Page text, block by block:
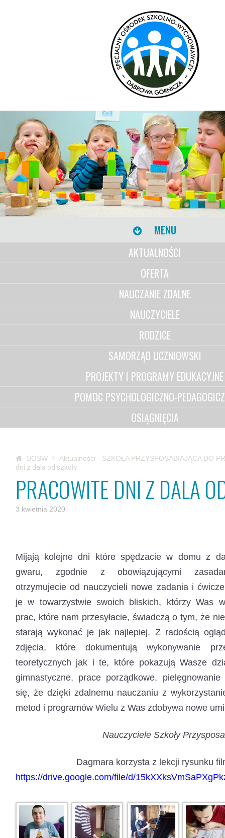
MENU
AKTUALNOŚCI
OFERTA
NAUCZANIE ZDALNE
NAUCZYCIELE
RODZICE
SAMORZĄD UCZNIOWSKI
PROJEKTY I PROGRAMY EDUKACYJNE
POMOC PSYCHOLOGICZNO-
OSIĄGNIĘCIA
SOSW
Aktualności - SZKOŁA PRZYSPOSABIAJĄCA DO
dni z dala od szkoły
PRACOWITE DNI Z DALA
3 kwietnia 2020
Mijają kolejne dni które spędzacie w domu z
gwaru, zgodnie z obowiązującymi
otrzymujecie od nauczycieli nowe zadania i
je w towarzystwie swoich bliskich, którzy Was
prac, które nam przesyłacie, świadczą o tym, że
starają wykonać je jak najlepiej. Z radością
zdjęcia, które dokumentują wykonywanie
teoretycznych jak i te, które pokazują Wasze
gimnastyczne, prace porządkowe,
się, że dzięki zdalnemu nauczaniu z
metod i programów Wielu z Was zdobywa nowe
Nauczyciele Szkoły
Dagmara korzysta z lekcji rysunku
https://drive.google.com/file/d/